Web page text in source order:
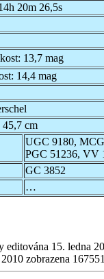
20m 26,5s
13,7 mag
14,4 mag
45,7 cm
UGC 9180,
PGC 51236, VV
GC 3852
…
editována 15. ledna
zobrazena